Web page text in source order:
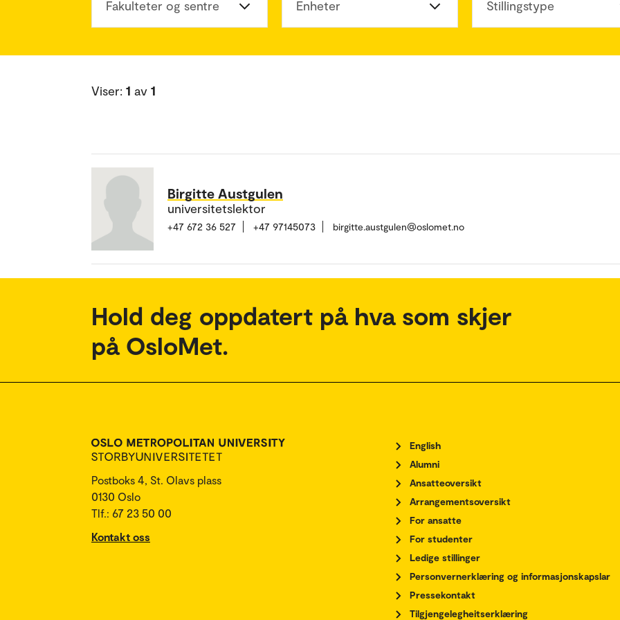
Fakulteter og sentre Enheter Stillingstype
Viser: 1 av 1
Birgitte Austgulen
universitetslektor
+47 672 36 527 +47 97145073 birgitte.austgulen@oslomet.no
Hold deg oppdatert på hva som skjer
på OsloMet.
Postboks 4, St. Olavs plass
0130 Oslo
Tlf.: 67 23 50 00
Kontakt oss
English
Alumni
Ansatteoversikt
Arrangementsoversikt
For ansatte
For studenter
Ledige stillinger
Personvernerklæring og informasjonskapslar
Pressekontakt
Tilgjengelegheitserklæring